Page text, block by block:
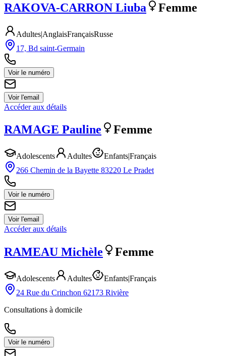
RAKOVA-CARRON Liuba Femme
Adultes|AnglaisFrançaisRusse
17, Bd saint-Germain
Voir le numéro
Voir l'email
Accéder aux détails
RAMAGE Pauline Femme
Adolescents Adultes Enfants|Français
266 Chemin de la Bayette 83220 Le Pradet
Voir le numéro
Voir l'email
Accéder aux détails
RAMEAU Michèle Femme
Adolescents Adultes Enfants|Français
24 Rue du Crinchon 62173 Rivière
Consultations à domicile
Voir le numéro